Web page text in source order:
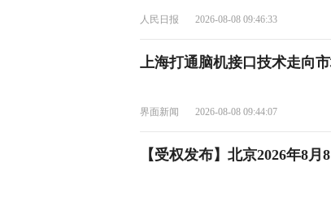
人民日报 2026-08-08 09:46:33
上海打通脑机接口技术走向
界面新闻 2026-08-08 09:44:07
【受权发布】北京2026年8